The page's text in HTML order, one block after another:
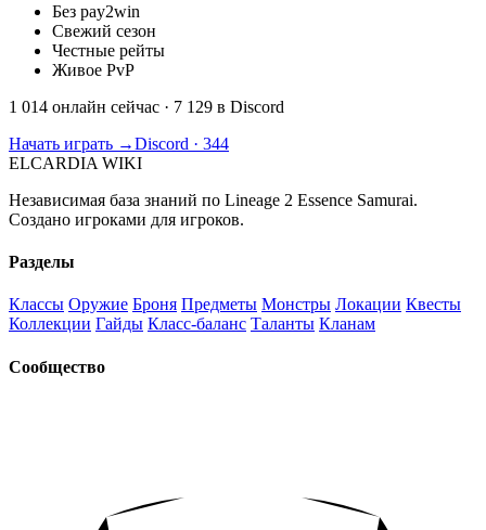
Без pay2win
Свежий сезон
Честные рейты
Живое PvP
1 014 онлайн сейчас · 7 129 в Discord
Начать играть →Discord · 344
ELCARDIA WIKI
Независимая база знаний по Lineage 2 Essence Samurai.
Создано игроками для игроков.
Разделы
Классы Оружие Броня Предметы Монстры Локации Квесты
Коллекции Гайды Класс-баланс Таланты Кланам
Сообщество